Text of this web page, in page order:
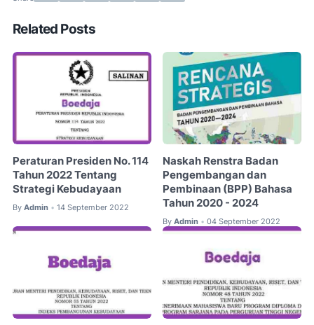
Related Posts
Peraturan Presiden No. 114
Tahun 2022 Tentang
Strategi Kebudayaan
By Admin • 14 September 2022
Naskah Renstra Badan
Pengembangan dan
Pembinaan (BPP) Bahasa
Tahun 2020 - 2024
By Admin • 04 September 2022